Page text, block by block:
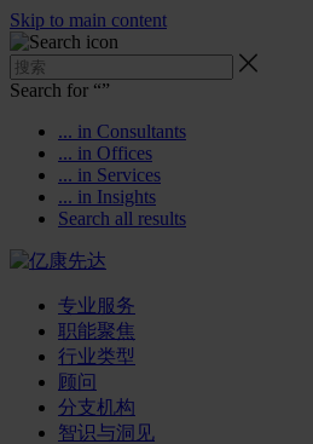
Skip to main content
Search for “”
... in Consultants
... in Offices
... in Services
... in Insights
Search all results
专业服务
职能聚焦
行业类型
顾问
分支机构
智识与洞见